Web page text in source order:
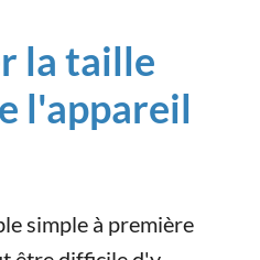
la taille
l'appareil
simple à première